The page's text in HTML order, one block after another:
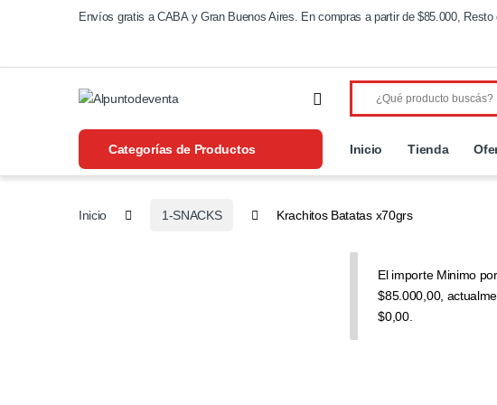
Saltar a navegación
Envíos gratis a CABA y Gran Buenos Aires. En compras a partir de $85.000,
Categorías de Productos Inicio Tienda
Inicio 1-SNACKS Krachitos Batatas x70grs
El importe Minimo
$85.000,00,
$0,00.